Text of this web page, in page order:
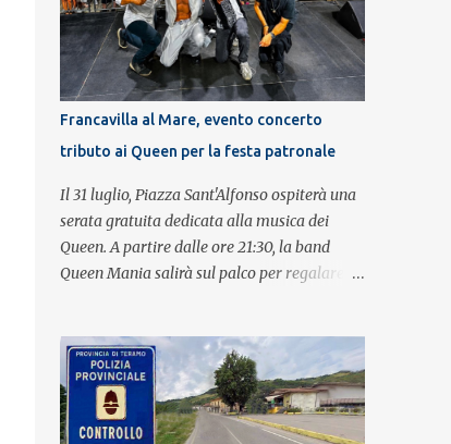
Francavilla al Mare, evento concerto
tributo ai Queen per la festa patronale
Il 31 luglio, Piazza Sant'Alfonso ospiterà una
serata gratuita dedicata alla musica dei
Queen. A partire dalle ore 21:30, la band
Queen Mania salirà sul palco per regalare al
britannica. Nati nel 2007 e riconosciuti come
l'omaggio definitivo alla leggenda dei
Queen, i componenti della band portano
avanti con grande successo la passione e